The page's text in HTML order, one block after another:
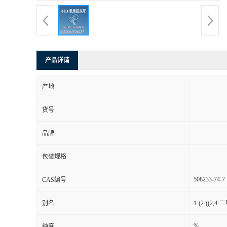
产品详请
产地
货号
品牌
包装规格
CAS编号 508233-74-7
别名 1-(2-((2,4-